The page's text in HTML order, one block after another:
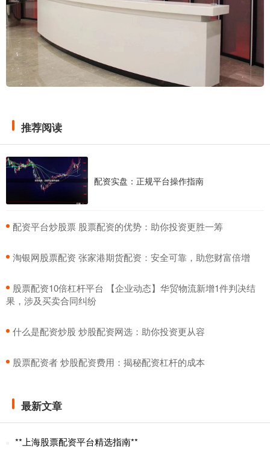
推荐阅读
配资实盘：正规平台操作指南
​配资平台炒股票 股票配资的优势：助你投资更胜一筹
​淘银网股票配资 张家港期货配资：安全可靠，助您财富倍增
​股票配资10倍杠杆平台 【企业动态】华贸物流新增1件判决结
果，涉及买卖合同纠纷
​什么是配资炒股 炒股配资网选：助你投资更从容
​股票配资者 炒股配资费用：揭秘配资杠杆的成本
最新文章
**上海股票配资平台精选指南**